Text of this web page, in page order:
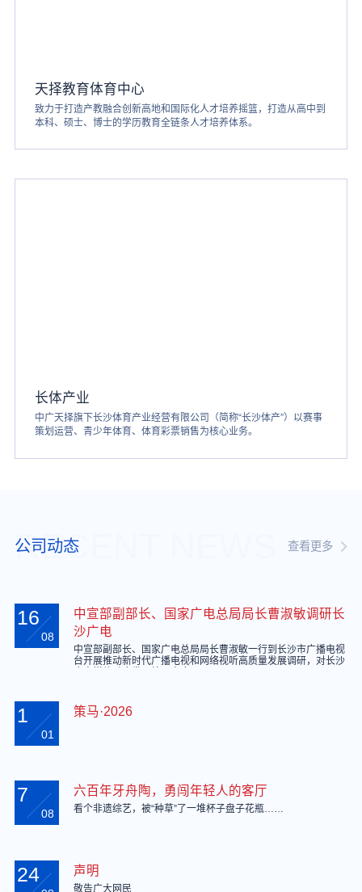
天择教育体育中心
致力于打造产教融合创新高地和国际化人才培养摇篮，打造从高中到
本科、硕士、博士的学历教育全链条人才培养体系。
长体产业
中广天择旗下长沙体育产业经营有限公司（简称“长沙体产”）以赛事
策划运营、青少年体育、体育彩票销售为核心业务。
RECENT NEWS
公司动态 查看更多
16
08
中宣部副部长、国家广电总局局长曹淑敏调研长
沙广电
中宣部副部长、国家广电总局局长曹淑敏一行到长沙市广播电视
台开展推动新时代广播电视和网络视听高质量发展调研，对长沙
1
01
策马·2026
7
08
六百年牙舟陶，勇闯年轻人的客厅
看个非遗综艺，被“种草”了一堆杯子盘子花瓶……
24 声明
敬告广大网民